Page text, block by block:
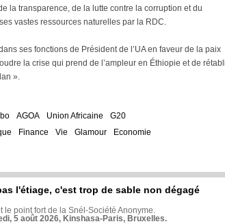
la transparence, de la lutte contre la corruption et du
vastes ressources naturelles par la RDC.
ses fonctions de Président de l’UA en faveur de la paix
la crise qui prend de l’ampleur en Éthiopie et de
».
AGOA Union Africaine
G20
Finance Vie Glamour Economie
l'étiage, c'est trop de sable non dégagé
le point fort de la Snél-Société Anonyme.
5 août 2026, Kinshasa-Paris, Bruxelles.